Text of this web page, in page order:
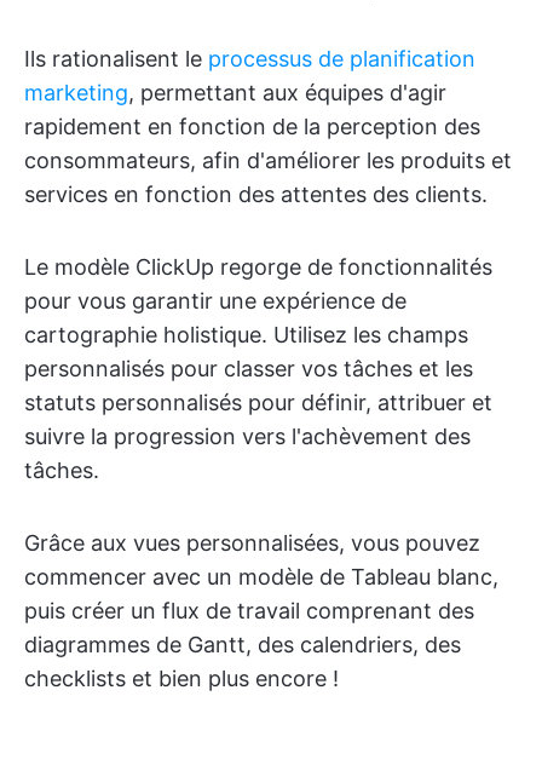
Ils rationalisent le processus de planification
marketing, permettant aux équipes d'agir
rapidement en fonction de la perception des
consommateurs, afin d'améliorer les produits et
services en fonction des attentes des clients.
Le modèle ClickUp regorge de fonctionnalités
pour vous garantir une expérience de
cartographie holistique. Utilisez les champs
personnalisés pour classer vos tâches et les
statuts personnalisés pour définir, attribuer et
suivre la progression vers l'achèvement des
tâches.
Grâce aux vues personnalisées, vous pouvez
commencer avec un modèle de Tableau blanc,
puis créer un flux de travail comprenant des
diagrammes de Gantt, des calendriers, des
checklists et bien plus encore !